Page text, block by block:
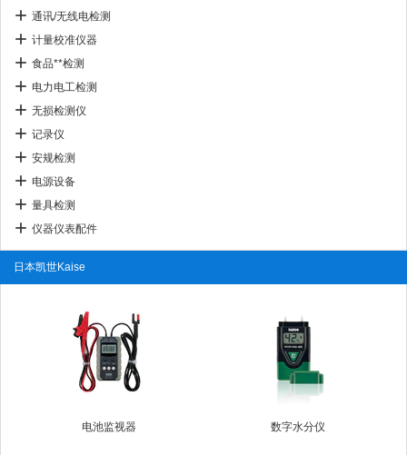
通讯/无线电检测
计量校准仪器
食品**检测
电力电工检测
无损检测仪
记录仪
安规检测
电源设备
量具检测
仪器仪表配件
日本凯世Kaise
电池监视器 数字水分仪